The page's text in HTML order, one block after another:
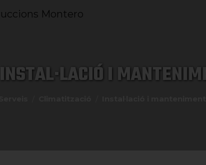
INSTAL·LACIÓ I